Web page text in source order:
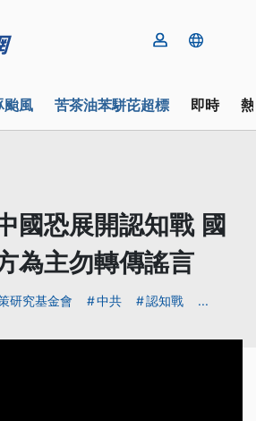
颱風 苦茶油苯駢芘超標 即時
國恐展開認知戰 國
為主勿轉傳謠言
研究基金會 中共 認知戰 ...